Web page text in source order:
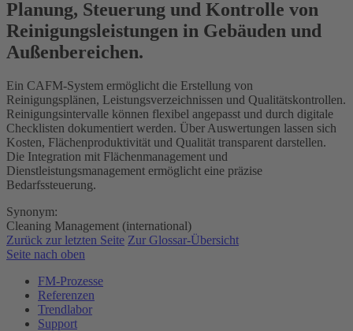
Planung, Steuerung und Kontrolle von
Reinigungsleistungen in Gebäuden und
Außenbereichen.
Ein CAFM-System ermöglicht die Erstellung von
Reinigungsplänen, Leistungsverzeichnissen und Qualitätskontrollen.
Reinigungsintervalle können flexibel angepasst und durch digitale
Checklisten dokumentiert werden. Über Auswertungen lassen sich
Kosten, Flächenproduktivität und Qualität transparent darstellen.
Die Integration mit Flächenmanagement und
Dienstleistungsmanagement ermöglicht eine präzise
Bedarfssteuerung.
Synonym:
Cleaning Management (international)
Zurück zur letzten Seite Zur Glossar-Übersicht
Seite nach oben
FM-Prozesse
Referenzen
Trendlabor
Support